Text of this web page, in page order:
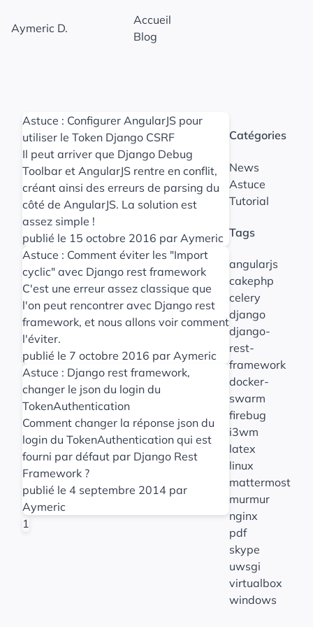
Aymeric D.
Accueil
Blog
Astuce : Configurer AngularJS pour
utiliser le Token Django CSRF
Il peut arriver que Django Debug
Toolbar et AngularJS rentre en conflit,
créant ainsi des erreurs de parsing du
côté de AngularJS. La solution est
assez simple !
publié le 15 octobre 2016 par Aymeric
Astuce : Comment éviter les "Import
cyclic" avec Django rest framework
C'est une erreur assez classique que
l'on peut rencontrer avec Django rest
framework, et nous allons voir comment
l'éviter.
publié le 7 octobre 2016 par Aymeric
Astuce : Django rest framework,
changer le json du login du
TokenAuthentication
Comment changer la réponse json du
login du TokenAuthentication qui est
fourni par défaut par Django Rest
Framework ?
publié le 4 septembre 2014 par
Aymeric
1
Catégories
News
Astuce
Tutorial
Tags
angularjs
cakephp
celery
django
django-
rest-
framework
docker-
swarm
firebug
i3wm
latex
linux
mattermost
murmur
nginx
pdf
skype
uwsgi
virtualbox
windows